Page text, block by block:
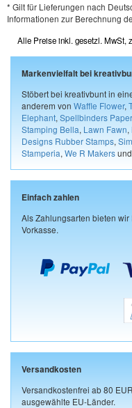
* Gilt für Lieferungen nach
Informationen zur Berechnung
Alle Preise inkl. gesetzl. MwSt,
Markenvielfalt bei
Stöbert bei kreativbunt in
anderem von Waffle Flower,
Elephant, Spellbinders
Stamping Bella, Lawn Fawn,
Designs Rubber Stamps,
Stamperia, We R Makersund
Einfach zahlen
Als Zahlungsarten bieten wir
Vorkasse.
Versandkosten
Versandkostenfrei ab 80
ausgewählte EU-Länder.